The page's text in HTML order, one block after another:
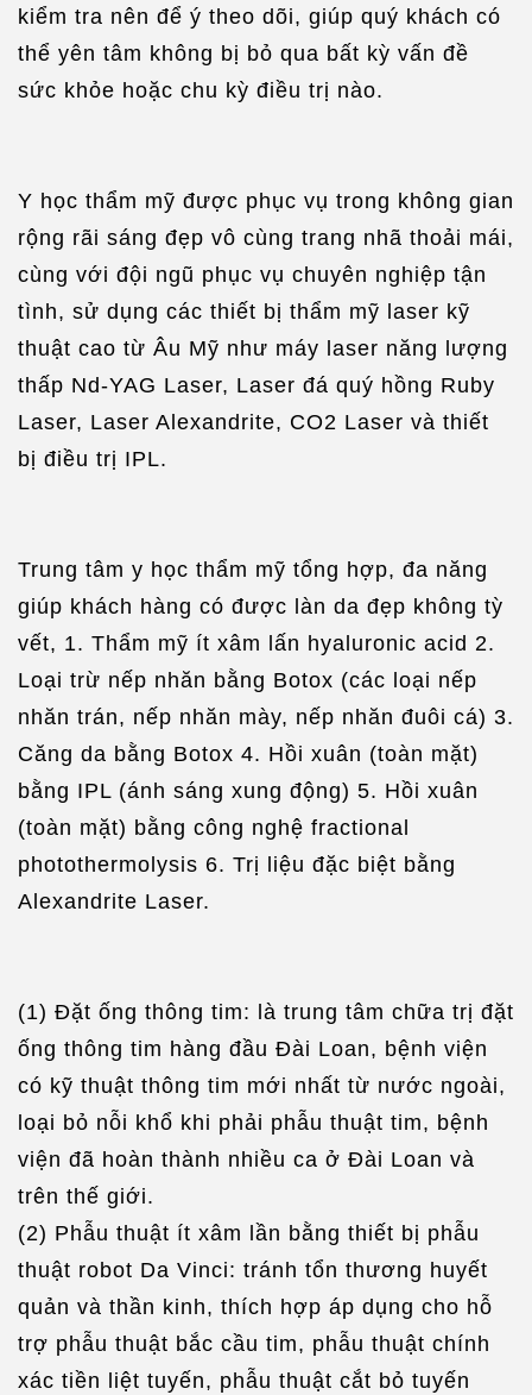
kiểm tra nên để ý theo dõi, giúp quý khách có
thể yên tâm không bị bỏ qua bất kỳ vấn đề
sức khỏe hoặc chu kỳ điều trị nào.
Y học thẩm mỹ được phục vụ trong không gian
rộng rãi sáng đẹp vô cùng trang nhã thoải mái,
cùng với đội ngũ phục vụ chuyên nghiệp tận
tình, sử dụng các thiết bị thẩm mỹ laser kỹ
thuật cao từ Âu Mỹ như máy laser năng lượng
thấp Nd-YAG Laser, Laser đá quý hồng Ruby
Laser, Laser Alexandrite, CO2 Laser và thiết
bị điều trị IPL.
Trung tâm y học thẩm mỹ tổng hợp, đa năng
giúp khách hàng có được làn da đẹp không tỳ
vết, 1. Thẩm mỹ ít xâm lấn hyaluronic acid 2.
Loại trừ nếp nhăn bằng Botox (các loại nếp
nhăn trán, nếp nhăn mày, nếp nhăn đuôi cá) 3.
Căng da bằng Botox 4. Hồi xuân (toàn mặt)
bằng IPL (ánh sáng xung động) 5. Hồi xuân
(toàn mặt) bằng công nghệ fractional
photothermolysis 6. Trị liệu đặc biệt bằng
Alexandrite Laser.
(1) Đặt ống thông tim: là trung tâm chữa trị đặt
ống thông tim hàng đầu Đài Loan, bệnh viện
có kỹ thuật thông tim mới nhất từ nước ngoài,
loại bỏ nỗi khổ khi phải phẫu thuật tim, bệnh
viện đã hoàn thành nhiều ca ở Đài Loan và
trên thế giới.
(2) Phẫu thuật ít xâm lần bằng thiết bị phẫu
thuật robot Da Vinci: tránh tổn thương huyết
quản và thần kinh, thích hợp áp dụng cho hỗ
trợ phẫu thuật bắc cầu tim, phẫu thuật chính
xác tiền liệt tuyến, phẫu thuật cắt bỏ tuyến